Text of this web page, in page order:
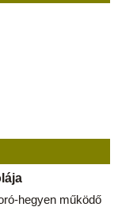
hegyen működő